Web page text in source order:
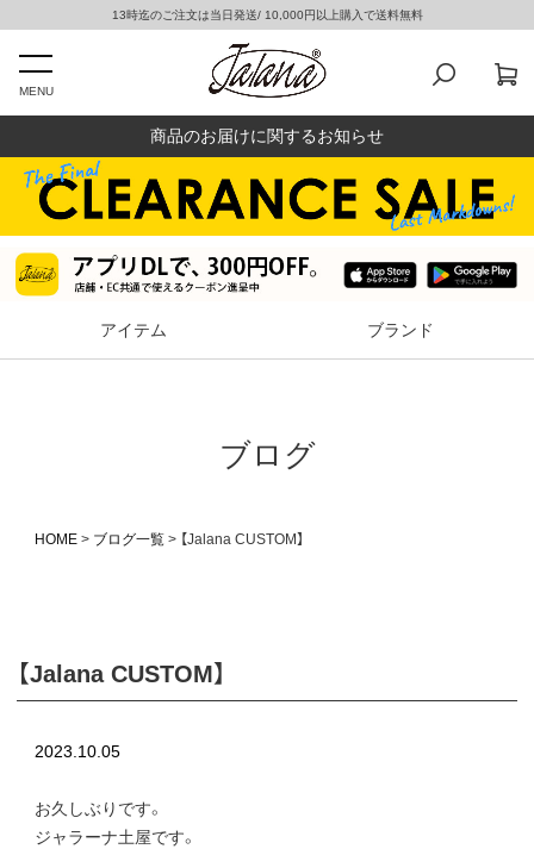
13時迄のご注文は当日発送/ 10,000円以上購入で送料無料
MENU
商品のお届けに関するお知らせ
アイテム ブランド
ブログ
HOME ブログ一覧 【Jalana CUSTOM】
【Jalana CUSTOM】
2023.10.05
お久しぶりです。
ジャラーナ土屋です。